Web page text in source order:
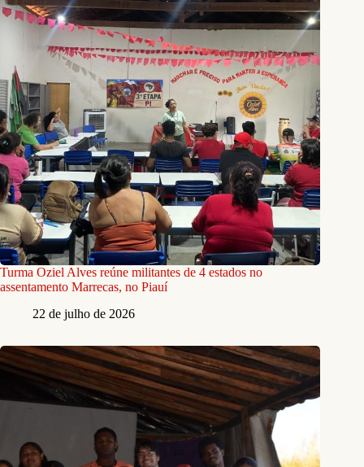
Turma Oziel Alves reúne militantes de 4 estados no
assentamento Marrecas, no Piauí
22 de julho de 2026